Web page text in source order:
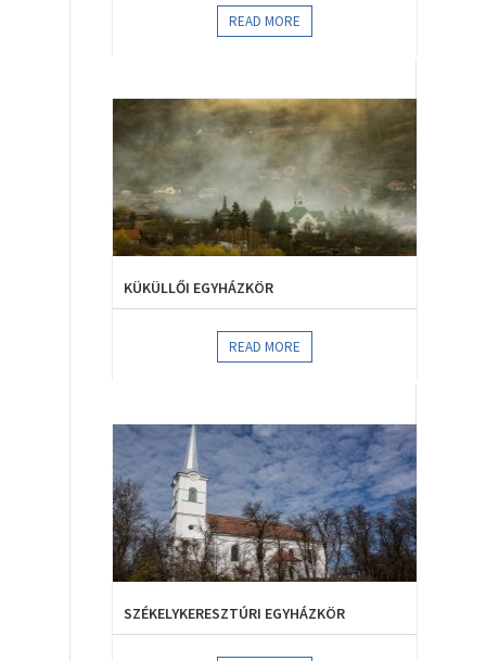
READ MORE
KÜKÜLLŐI EGYHÁZKÖR
READ MORE
SZÉKELYKERESZTÚRI EGYHÁZKÖR